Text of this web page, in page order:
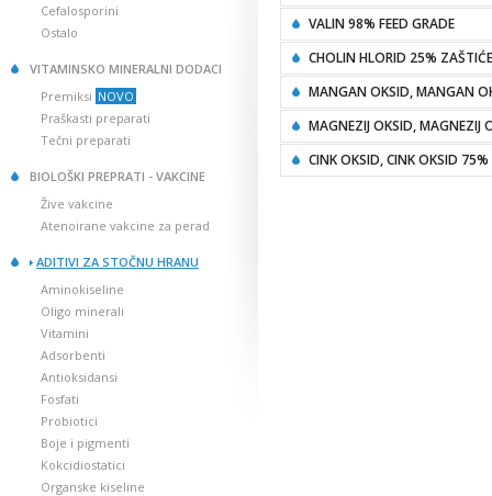
Cefalosporini
Ostalo
VITAMINSKO MINERALNI DODACI
Premiksi NOVO
Praškasti preparati
Tečni preparati
BIOLOŠKI PREPRATI - VAKCINE
Žive vakcine
Atenoirane vakcine za perad
ADITIVI ZA STOČNU HRANU
Aminokiseline
Oligo minerali
Vitamini
Adsorbenti
Antioksidansi
Fosfati
Probiotici
Boje i pigmenti
Kokcidiostatici
Organske kiseline
VALIN 98% FEED GRADE
CHOLIN HLORID 25%
MANGAN OKSID, MANGAN
MAGNEZIJ OKSID, MAGNEZIJ
CINK OKSID, CINK OKSID 75%